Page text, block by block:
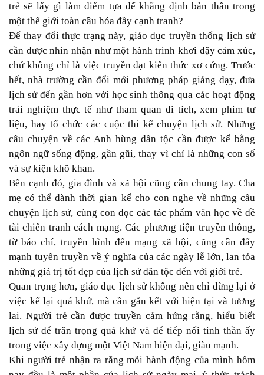
trẻ sẽ lấy gì làm điểm tựa để khẳng định bản thân trong
một thế giới toàn cầu hóa đầy cạnh tranh?
Để thay đổi thực trạng này, giáo dục truyền thống lịch sử
cần được nhìn nhận như một hành trình khơi dậy cảm xúc,
chứ không chỉ là việc truyền đạt kiến thức xơ cứng. Trước
hết, nhà trường cần đổi mới phương pháp giảng dạy, đưa
lịch sử đến gần hơn với học sinh thông qua các hoạt động
trải nghiệm thực tế như tham quan di tích, xem phim tư
liệu, hay tổ chức các cuộc thi kể chuyện lịch sử. Những
câu chuyện về các Anh hùng dân tộc cần được kể bằng
ngôn ngữ sống động, gần gũi, thay vì chỉ là những con số
và sự kiện khô khan.
Bên cạnh đó, gia đình và xã hội cũng cần chung tay. Cha
mẹ có thể dành thời gian kể cho con nghe về những câu
chuyện lịch sử, cùng con đọc các tác phẩm văn học về đề
tài chiến tranh cách mạng. Các phương tiện truyền thông,
từ báo chí, truyền hình đến mạng xã hội, cũng cần đẩy
mạnh tuyên truyền về ý nghĩa của các ngày lễ lớn, lan tỏa
những giá trị tốt đẹp của lịch sử dân tộc đến với giới trẻ.
Quan trọng hơn, giáo dục lịch sử không nên chỉ dừng lại ở
việc kể lại quá khứ, mà cần gắn kết với hiện tại và tương
lai. Người trẻ cần được truyền cảm hứng rằng, hiểu biết
lịch sử để trân trọng quá khứ và để tiếp nối tinh thần ấy
trong việc xây dựng một Việt Nam hiện đại, giàu mạnh.
Khi người trẻ nhận ra rằng mỗi hành động của mình hôm